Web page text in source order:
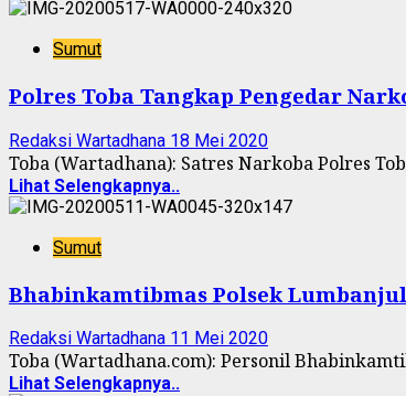
Sumut
Polres Toba Tangkap Pengedar
Redaksi Wartadhana 18 Mei 2020
Toba (Wartadhana): Satres Narkoba Polres
Lihat Selengkapnya..
Sumut
Bhabinkamtibmas Polsek
Redaksi Wartadhana 11 Mei 2020
Toba (Wartadhana.com): Personil
Lihat Selengkapnya..